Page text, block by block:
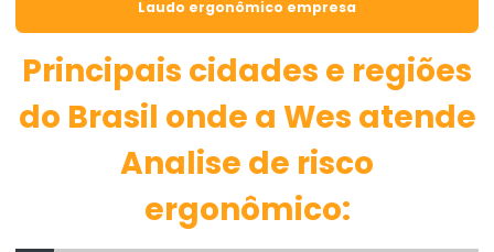
Assistência técnica para ação revisional
Assistência técnica de ergonomia
Assistência técnica médica
Assistência técnica e médica em perícia judicial
Laudo ergonômico empresa
Principais cidades e regiões
do Brasil onde a Wes atende
Analise de risco
ergonômico: